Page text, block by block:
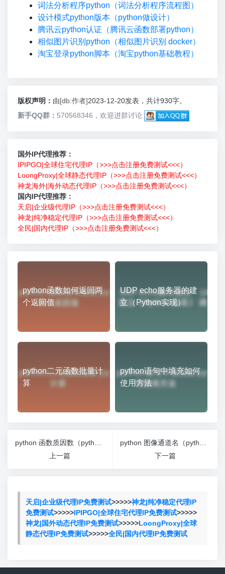
词法分析程序python（词法分析程序流程图）
设计模式python版本（python做设计）
腾讯云python认证（腾讯云函数部署python）
相似图片识别python（相似图片识别 docker）
淘宝登录python脚本（淘宝python基础教程）
版权声明： 由[db:作者]2023-12-20发表，共计930字。
新手QQ群： 570568346，欢迎进群讨论
国外IP代理推荐：
IPIPGO|全球住宅代理IP（>>>点击注册免费测试<<<）
LoongProxy|全球静态代理IP（>>>点击注册免费测试<<<）
神龙海外|海外动态代理IP（>>>点击注册免费测试<<<）
国内IP代理推荐：
天启|企业级代理IP（>>>点击注册免费测试<<<）
神龙|纯净稳定代理IP（>>>点击注册免费测试<<<）
全民|国内代理IP（>>>点击注册免费测试<<<）
python函数如何返回两
个返回值
UDP echo服务器的建
立（Python实现）
python二元函数批量计
算
python语句中填充如何
使用方法
上一篇
下一篇
天启|企业级代理IP免费测试>>>>>神龙|纯净稳定代理IP
免费测试>>>>>IPIPGO|全球住宅代理IP免费测试>>>>>
神龙|国外动态代理IP免费测试>>>>>LoongProxy|全球
静态代理IP免费测试>>>>>全民|国内代理IP免费测试